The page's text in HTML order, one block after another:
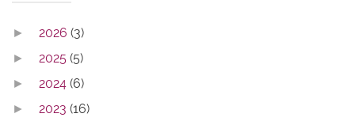
► 2026 (3)
► 2025 (5)
► 2024 (6)
► 2023 (16)